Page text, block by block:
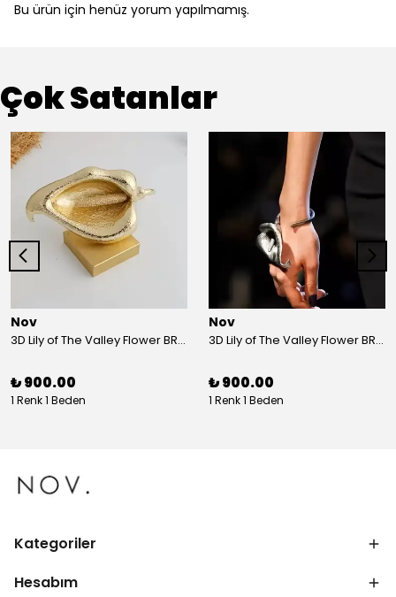
Bu ürün için henüz yorum yapılmamış.
Çok Satanlar
Nov
3D Lily of The Valley Flower BRACELET G
₺ 900.00
1 Renk 1 Beden
Nov
3D Lily of The Valley Flower BRACELET S
₺ 900.00
1 Renk 1 Beden
Kategoriler
Hesabım